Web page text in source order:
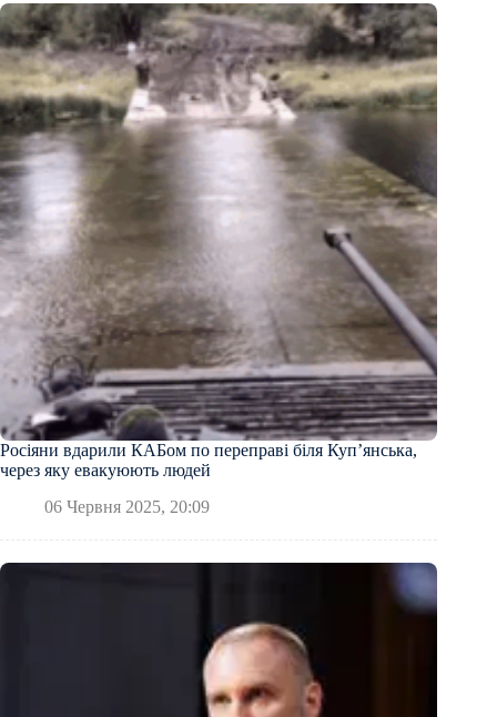
Росіяни вдарили КАБом по переправі біля Куп’янська,
через яку евакуюють людей
06 Червня 2025, 20:09